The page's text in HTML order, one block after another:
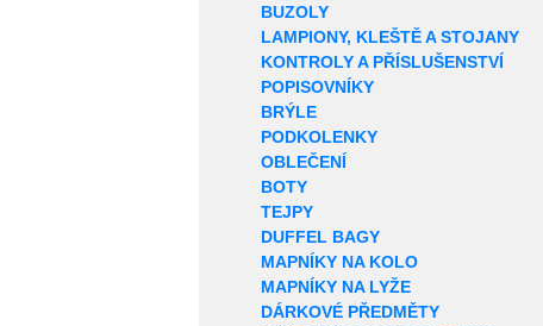
BUZOLY
LAMPIONY, KLEŠTĚ A STOJANY
KONTROLY A PŘÍSLUŠENSTVÍ
POPISOVNÍKY
BRÝLE
PODKOLENKY
OBLEČENÍ
BOTY
TEJPY
DUFFEL BAGY
MAPNÍKY NA KOLO
MAPNÍKY NA LYŽE
DÁRKOVÉ PŘEDMĚTY